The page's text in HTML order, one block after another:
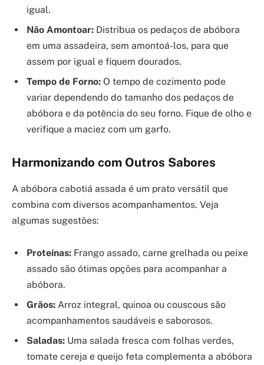
igual.
Não Amontoar: Distribua os pedaços de abóbora
em uma assadeira, sem amontoá-los, para que
assem por igual e fiquem dourados.
Tempo de Forno: O tempo de cozimento pode
variar dependendo do tamanho dos pedaços de
abóbora e da potência do seu forno. Fique de olho e
verifique a maciez com um garfo.
Harmonizando com Outros Sabores
A abóbora cabotiá assada é um prato versátil que
combina com diversos acompanhamentos. Veja
algumas sugestões:
Proteínas: Frango assado, carne grelhada ou peixe
assado são ótimas opções para acompanhar a
abóbora.
Grãos: Arroz integral, quinoa ou couscous são
acompanhamentos saudáveis e saborosos.
Saladas: Uma salada fresca com folhas verdes,
tomate cereja e queijo feta complementa a abóbora